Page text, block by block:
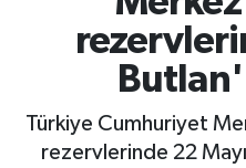
Türkiye Cumhuriyet
rezervlerinde 22
RESMİ İLAN
BİLİM VE TEKNOLOJİ
RESMİ İLAN
Yaşam
Tarih